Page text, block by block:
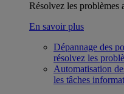
Résolvez les problèmes
En savoir plus
Dépannage des
résolvez les
Automatisation
les tâches